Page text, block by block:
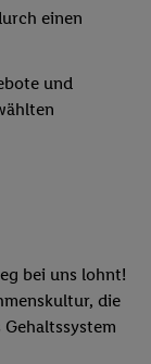
einen
und
bei uns lohnt!
die